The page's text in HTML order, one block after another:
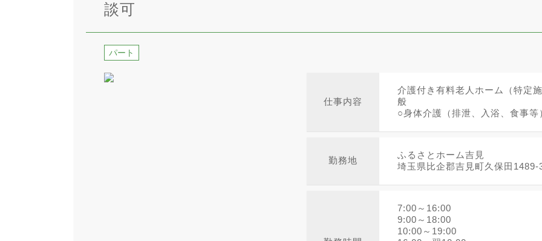
談可
パート
仕事内容
介護付き有料老人ホーム（特定
般
○身体介護（排泄、入浴、食事等
勤務地
ふるさとホーム吉見
埼玉県比企郡吉見町久保田1489-
7:00～16:00
9:00～18:00
10:00～19:00